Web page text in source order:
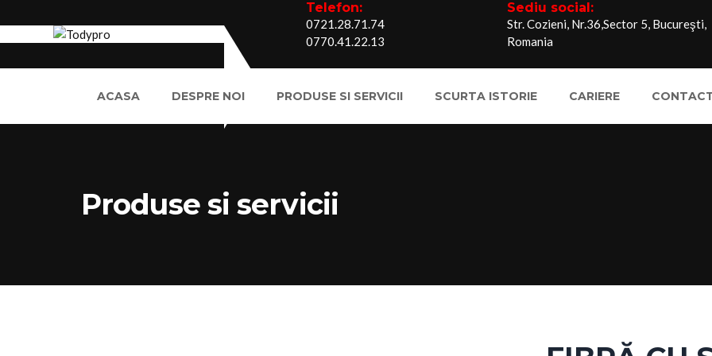
Telefon:
0721.28.71.74
0770.41.22.13
Sediu social:
Str. Cozieni, Nr.36,Sector 5, Bucureşti,
Romania
ACASA DESPRE NOI PRODUSE SI SERVICII SCURTA ISTORIE CARIERE
Produse si servicii